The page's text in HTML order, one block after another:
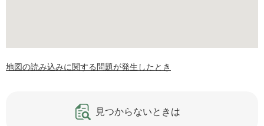
地図の読み込みに関する問題が発生したとき
見つからないときは